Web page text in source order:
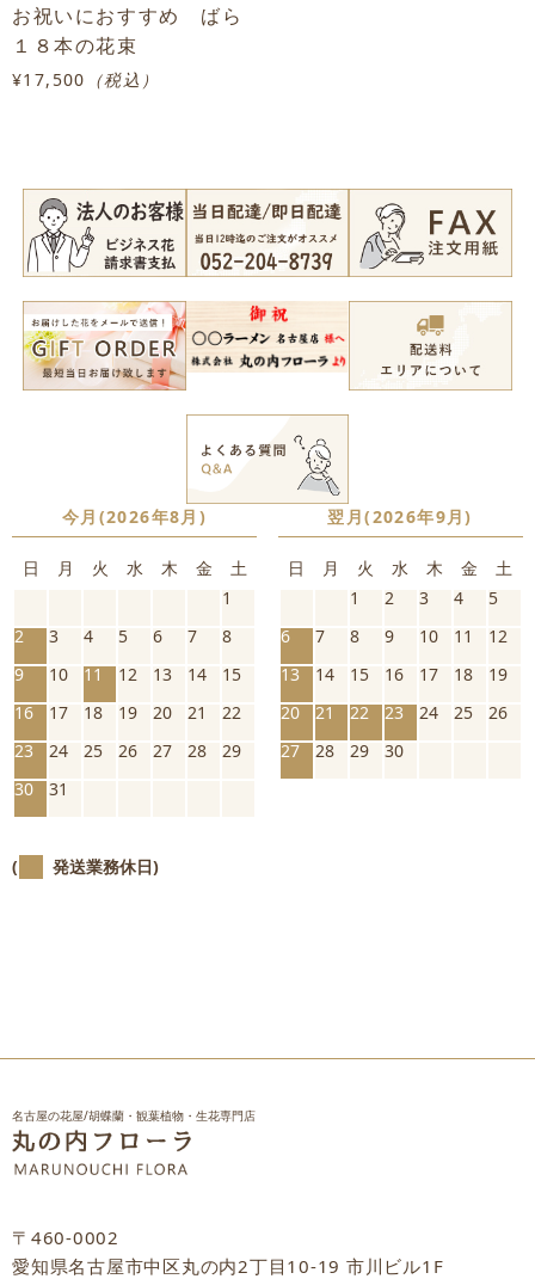
お祝いにおすすめ ばら
１８本の花束
¥17,500 （税込）
今月(2026年8月)
日 月 火 水 木 金
土
1
2
3 4 5 6 7
8
9
10 11 12 13 14
15
16
17 18 19 20 21
22
23
24 25 26 27 28
29
30
31
翌月(2026年9月)
日 月 火 水 木 金
土
1
2 3 4
5
6
7 8 9 10 11
12
13
14 15 16 17 18
19
20
21 22 23 24 25
26
27
28 29 30
( 発送業務休日)
名古屋の花屋/胡蝶蘭・観葉植物・生花専門店
〒460-0002
愛知県名古屋市中区丸の内2丁目10-19 市川ビル1F